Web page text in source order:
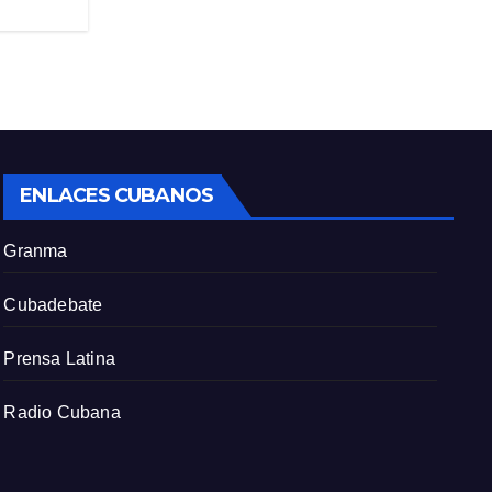
ENLACES CUBANOS
Granma
Cubadebate
Prensa Latina
Radio Cubana